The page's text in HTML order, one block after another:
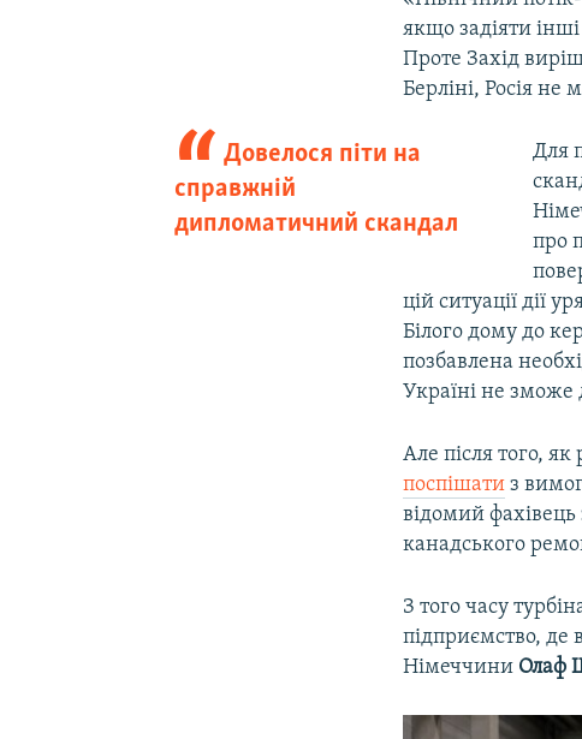
якщо задіяти
Проте Захід
Берліні, Росія не
Довелося піти на
справжній
дипломатичний скандал
Для
про
цій ситуації дії
Білого дому до
позбавлена
Україні не зможе
Але після того,
поспішати з
відомий фахівець
канадського
З того часу
підприємство, де
Німеччини Олаф